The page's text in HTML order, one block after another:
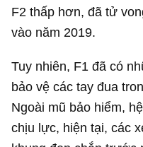
F2 thấp hơn, đã tử
vào năm 2019.
Tuy nhiên, F1 đã có
bảo vệ các tay đua
Ngoài mũ bảo hiểm,
chịu lực, hiện tại, các